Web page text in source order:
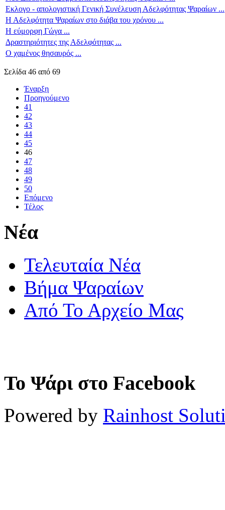
Εκλογο - απολογιστική Γενική Συνέλευση Αδελφότητας Ψαραίων ...
Η Αδελφότητα Ψαραίων στο διάβα του χρόνου ...
Η εύμορφη Γώγα ...
Δραστηριότητες της Αδελφότητας ...
Ο χαμένος θησαυρός ...
Σελίδα 46 από 69
Έναρξη
Προηγούμενο
41
42
43
44
45
46
47
48
49
50
Επόμενο
Τέλος
Νέα
Τελευταία Νέα
Βήμα Ψαραίων
Από Το Αρχείο Μας
Το Ψάρι στο Facebook
Powered by Rainhost